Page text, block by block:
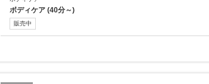
ボディケア (40分～)
販売中